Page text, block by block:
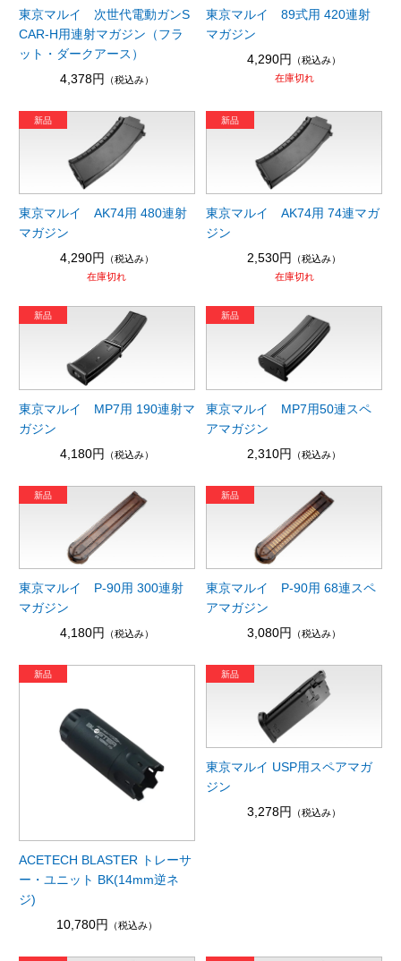
東京マルイ 次世代電動ガンS
CAR-H用連射マガジン（フラ
ット・ダークアース）
4,378円
（税込み）
東京マルイ 89式用 420連射
マガジン
4,290円
（税込み）
在庫切れ
東京マルイ AK74用 480連射
マガジン
4,290円
（税込み）
在庫切れ
東京マルイ AK74用 74連マガ
ジン
2,530円
（税込み）
在庫切れ
東京マルイ MP7用 190連射マ
ガジン
4,180円 （税込み）
東京マルイ MP7用50連スペ
アマガジン
2,310円
（税込み）
東京マルイ P-90用 300連射
マガジン
4,180円
（税込み）
東京マルイ P-90用 68連スペ
アマガジン
3,080円
（税込み）
ACETECH BLASTER トレーサ
ー・ユニット BK(14mm逆ネ
ジ)
10,780円
（税込み）
東京マルイ USP用スペアマガ
ジン
3,278円
（税込み）